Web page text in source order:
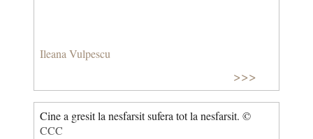
Ileana Vulpescu
>>>
Cine a gresit la nesfarsit sufera tot la nesfarsit. ©
CCC